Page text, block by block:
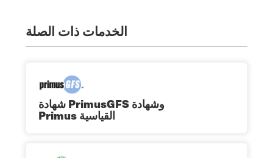
الخدمات ذات الصلة
شهادة PrimusGFS وشهادة
Primus القياسية